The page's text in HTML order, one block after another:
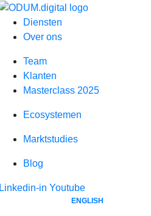
Diensten
Over ons
Team
Klanten
Masterclass 2025
Ecosystemen
Marktstudies
Blog
Linkedin-in Youtube
ENGLISH